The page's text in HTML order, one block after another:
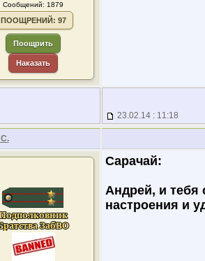
Сообщений: 1879
ПООЩРЕНИЙ: 97
Поощрить
Наказать
23.02.14 : 11:18
С.
Сарачай:
Андрей, и тебя
настроения и